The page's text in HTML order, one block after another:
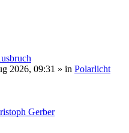
2026, 09:31 » in Polarlicht
Gerber